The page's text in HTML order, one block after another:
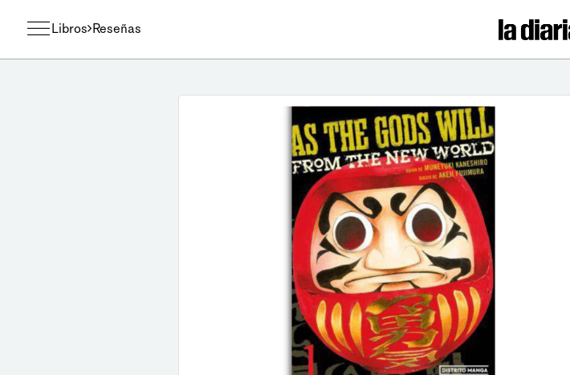
Libros Reseñas